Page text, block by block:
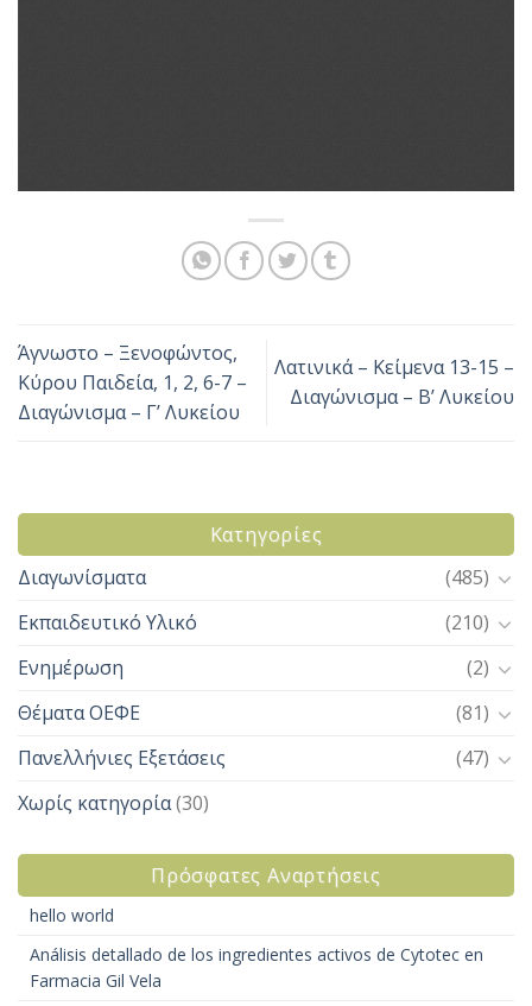
Άγνωστο – Ξενοφώντος,
Κύρου Παιδεία, 1, 2, 6-7 –
Διαγώνισμα – Γ’ Λυκείου
Λατινικά – Κείμενα 13-15 –
Διαγώνισμα – Β’ Λυκείου
Kατηγορίες
Διαγωνίσματα
(485)
Εκπαιδευτικό Υλικό
(210)
Ενημέρωση
(2)
Θέματα ΟΕΦΕ
(81)
Πανελλήνιες Εξετάσεις
(47)
Χωρίς κατηγορία(30)
Πρόσφατες Αναρτήσεις
hello world
Análisis detallado de los ingredientes activos de Cytotec en
Farmacia Gil Vela